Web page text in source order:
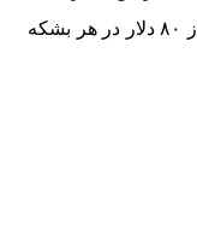
احتمالا در محدوده ۱۰ دلار بالاتر یا کمتر از ۸۰ دلار در هر بشکه